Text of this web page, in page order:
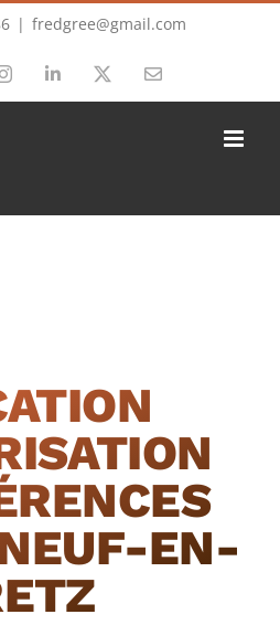
| fredgree@gmail.com
InstagramLinkedIn Email
EN-